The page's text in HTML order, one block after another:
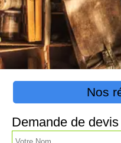
Nos
Demande de